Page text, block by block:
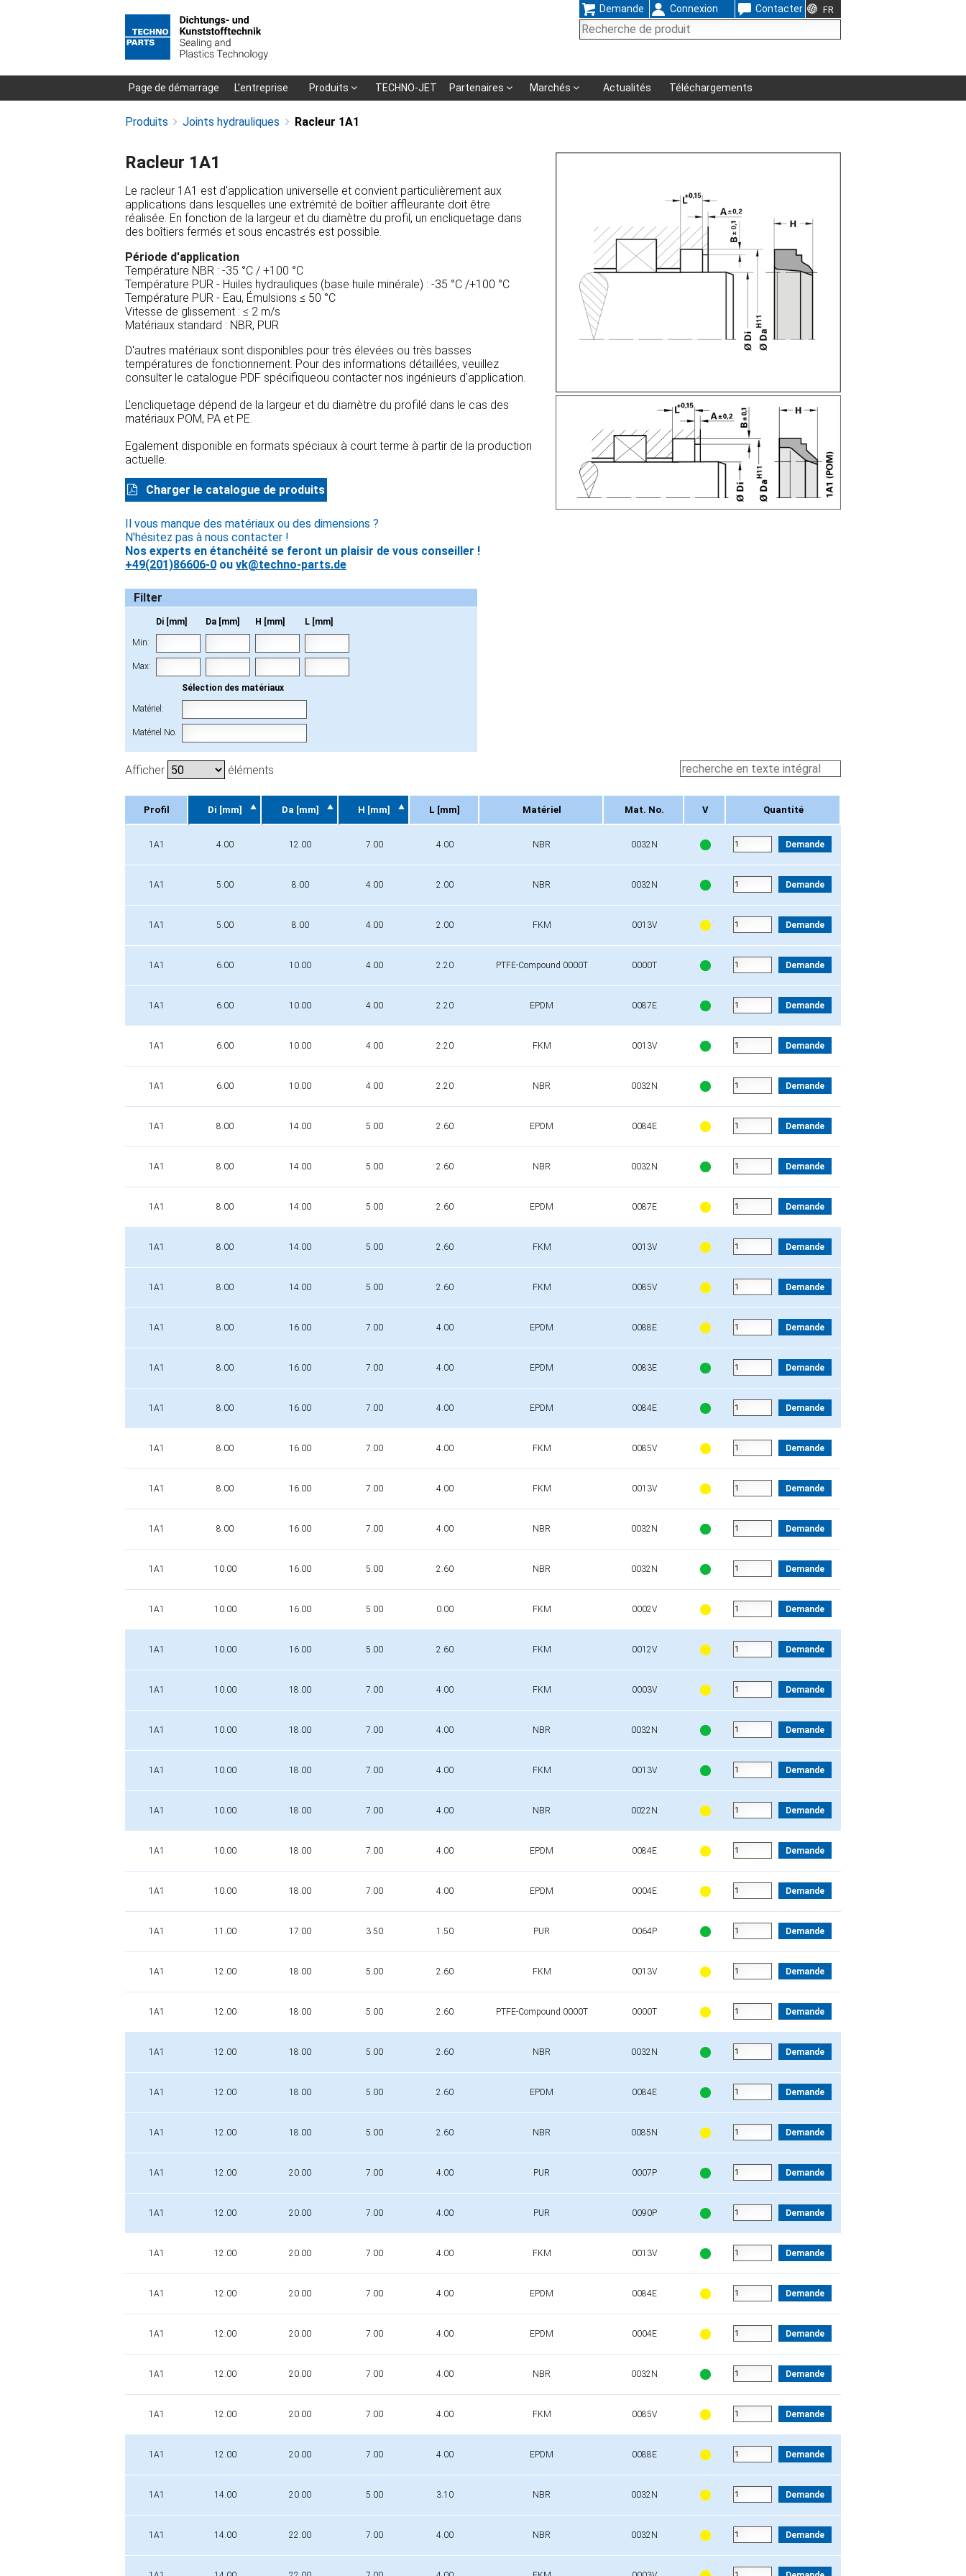
Aller
Demande Connexion Contacter FR
Aller
Page de démarrage L'entreprise Produits TECHNO-JET Partenaires Marchés Actualités Téléchargements
Produits Joints hydrauliques Racleur 1A1
Racleur 1A1
Le racleur 1A1 est d'application universelle et convient particulièrement aux
applications dans lesquelles une extrémité de boîtier affleurante doit être
réalisée. En fonction de la largeur et du diamètre du profil, un encliquetage dans
des boîtiers fermés et sous encastrés est possible.
Période d'application
Température NBR : -35 °C / +100 °C
Température PUR - Huiles hydrauliques (base huile minérale) : -35 °C /+100 °C
Température PUR - Eau, Émulsions ≤ 50 °C
Vitesse de glissement : ≤ 2 m/s
Matériaux standard : NBR, PUR
D'autres matériaux sont disponibles pour très élevées ou très basses
températures de fonctionnement. Pour des informations détaillées, veuillez
consulter le catalogue PDF spécifiqueou contacter nos ingénieurs d'application.
L'encliquetage dépend de la largeur et du diamètre du profilé dans le cas des
matériaux POM, PA et PE.
Egalement disponible en formats spéciaux à court terme à partir de la production
actuelle.
Charger le catalogue de produits
Il vous manque des matériaux ou des dimensions ?
N'hésitez pas à nous contacter !
Nos experts en étanchéité se feront un plaisir de vous conseiller !
+49(201)86606-0 ou vk@techno-parts.de
Filter
Di [mm] Da [mm] H [mm] L [mm]
Min:
Max:
Sélection des matériaux
Matériel:
Matériel No.
Afficher éléments
Profil Di [mm] Da [mm] H [mm] L [mm] Matériel Mat. No. V Quantité
1A1 4.00 12.00 7.00 4.00 NBR 0032N Demande
1A1 5.00 8.00 4.00 2.00 NBR 0032N Demande
1A1 5.00 8.00 4.00 2.00 FKM 0013V Demande
1A1 6.00 10.00 4.00 2.20 PTFE-Compound 0000T 0000T Demande
1A1 6.00 10.00 4.00 2.20 EPDM 0087E Demande
1A1 6.00 10.00 4.00 2.20 FKM 0013V Demande
1A1 6.00 10.00 4.00 2.20 NBR 0032N Demande
1A1 8.00 14.00 5.00 2.60 EPDM 0084E Demande
1A1 8.00 14.00 5.00 2.60 NBR 0032N Demande
1A1 8.00 14.00 5.00 2.60 EPDM 0087E Demande
1A1 8.00 14.00 5.00 2.60 FKM 0013V Demande
1A1 8.00 14.00 5.00 2.60 FKM 0085V Demande
1A1 8.00 16.00 7.00 4.00 EPDM 0088E Demande
1A1 8.00 16.00 7.00 4.00 EPDM 0083E Demande
1A1 8.00 16.00 7.00 4.00 EPDM 0084E Demande
1A1 8.00 16.00 7.00 4.00 FKM 0085V Demande
1A1 8.00 16.00 7.00 4.00 FKM 0013V Demande
1A1 8.00 16.00 7.00 4.00 NBR 0032N Demande
1A1 10.00 16.00 5.00 2.60 NBR 0032N Demande
1A1 10.00 16.00 5.00 0.00 FKM 0002V Demande
1A1 10.00 16.00 5.00 2.60 FKM 0012V Demande
1A1 10.00 18.00 7.00 4.00 FKM 0003V Demande
1A1 10.00 18.00 7.00 4.00 NBR 0032N Demande
1A1 10.00 18.00 7.00 4.00 FKM 0013V Demande
1A1 10.00 18.00 7.00 4.00 NBR 0022N Demande
1A1 10.00 18.00 7.00 4.00 EPDM 0084E Demande
1A1 10.00 18.00 7.00 4.00 EPDM 0004E Demande
1A1 11.00 17.00 3.50 1.50 PUR 0064P Demande
1A1 12.00 18.00 5.00 2.60 FKM 0013V Demande
1A1 12.00 18.00 5.00 2.60 PTFE-Compound 0000T 0000T Demande
1A1 12.00 18.00 5.00 2.60 NBR 0032N Demande
1A1 12.00 18.00 5.00 2.60 EPDM 0084E Demande
1A1 12.00 18.00 5.00 2.60 NBR 0085N Demande
1A1 12.00 20.00 7.00 4.00 PUR 0007P Demande
1A1 12.00 20.00 7.00 4.00 PUR 0090P Demande
1A1 12.00 20.00 7.00 4.00 FKM 0013V Demande
1A1 12.00 20.00 7.00 4.00 EPDM 0084E Demande
1A1 12.00 20.00 7.00 4.00 EPDM 0004E Demande
1A1 12.00 20.00 7.00 4.00 NBR 0032N Demande
1A1 12.00 20.00 7.00 4.00 FKM 0085V Demande
1A1 12.00 20.00 7.00 4.00 EPDM 0088E Demande
1A1 14.00 20.00 5.00 3.10 NBR 0032N Demande
1A1 14.00 22.00 7.00 4.00 NBR 0032N Demande